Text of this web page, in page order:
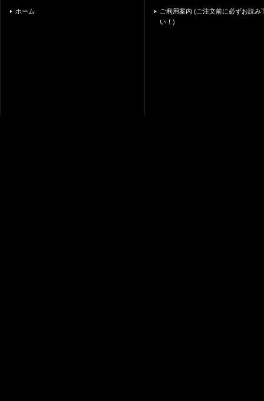
ホーム
ご利用案内 (ご注文前に必ずお読み
い！)